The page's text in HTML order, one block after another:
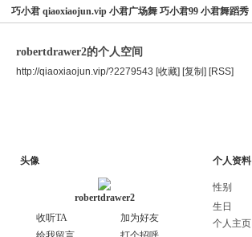
巧小君 qiaoxiaojun.vip 小君广场舞 巧小君99 小君舞蹈秀
robertdrawer2的个人空间
http://qiaoxiaojun.vip/?2279543 [收藏] [复制] [RSS]
头像
robertdrawer2
收听TA
加为好友
个人资料
性别
生日
个人主页